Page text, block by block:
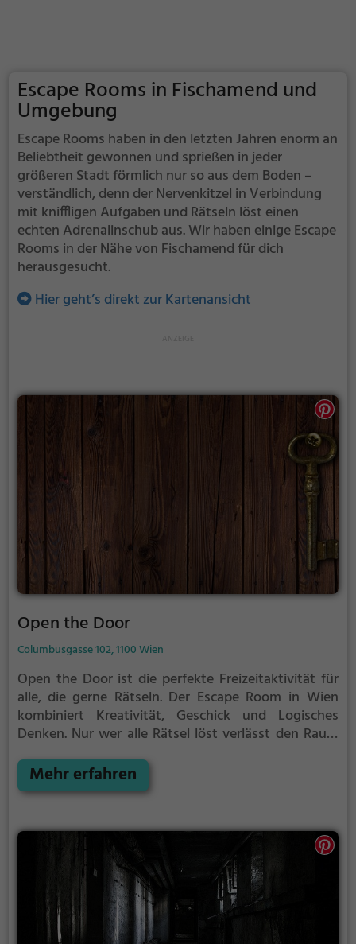
Escape Rooms in Fischamend und
Umgebung
Escape Rooms haben in den letzten Jahren enorm an
Beliebtheit gewonnen und sprießen in jeder
größeren Stadt förmlich nur so aus dem Boden –
verständlich, denn der Nervenkitzel in Verbindung
mit kniffligen Aufgaben und Rätseln löst einen
echten Adrenalinschub aus. Wir haben einige Escape
Rooms in der Nähe von Fischamend für dich
herausgesucht.
Hier geht’s direkt zur Kartenansicht
Open the Door
Columbusgasse 102, 1100 Wien
Open the Door ist die perfekte Freizeitaktivität für
alle, die gerne Rätseln. Der Escape Room in Wien
kombiniert Kreativität, Geschick und Logisches
Denken. Nur wer alle Rätsel löst verlässt den Raum
gewinnen. Im Escape Room ist für Einzelkämpfer
kein Platz. Nur wer als Gruppe zusammenarbeitet
lösen.
Mehr erfahren